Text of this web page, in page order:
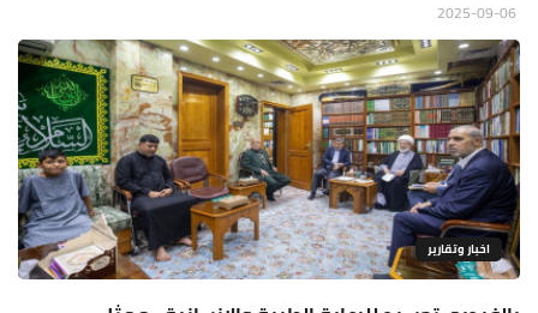
اخبار وتقارير